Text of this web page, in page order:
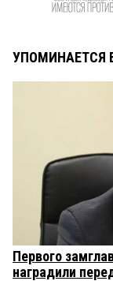
УПОМИНАЕТСЯ
Первого
наградили